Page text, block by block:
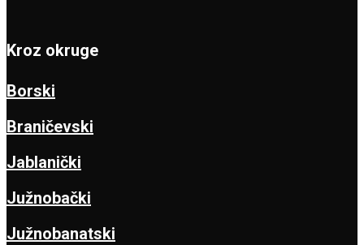
Kroz okruge
Borski
Braničevski
Jablanički
Južnobački
Južnobanatski